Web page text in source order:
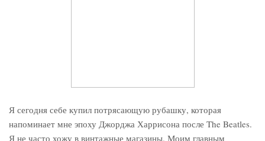
Я сегодня себе купил потрясающую рубашку, которая
напоминает мне эпоху Джорджа Харрисона после The Beatles.
Я не часто хожу в винтажные магазины. Моим главным